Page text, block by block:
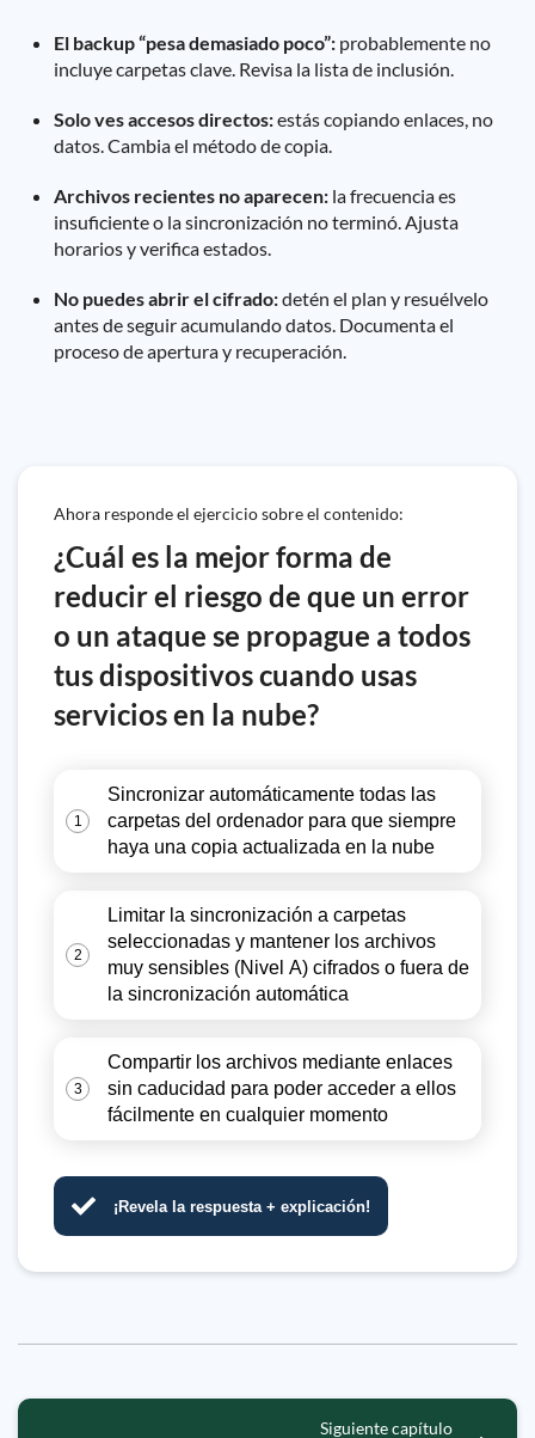
El backup “pesa demasiado poco”: probablemente no
incluye carpetas clave. Revisa la lista de inclusión.
Solo ves accesos directos:estás copiando enlaces, no
datos. Cambia el método de copia.
Archivos recientes no aparecen: la frecuencia es
insuficiente o la sincronización no terminó. Ajusta
horarios y verifica estados.
No puedes abrir el cifrado:detén el plan y resuélvelo
antes de seguir acumulando datos. Documenta el
proceso de apertura y recuperación.
Ahora responde el ejercicio sobre el contenido:
¿Cuál es la mejor forma de
reducir el riesgo de que un error
o un ataque se propague a todos
tus dispositivos cuando usas
servicios en la nube?
1
Sincronizar automáticamente todas las
carpetas del ordenador para que siempre
haya una copia actualizada en la nube
2
Limitar la sincronización a carpetas
seleccionadas y mantener los archivos
muy sensibles (Nivel A) cifrados o fuera de
la sincronización automática
3
Compartir los archivos mediante enlaces
sin caducidad para poder acceder a ellos
fácilmente en cualquier momento
¡Revela la respuesta + explicación!
Siguiente capítulo